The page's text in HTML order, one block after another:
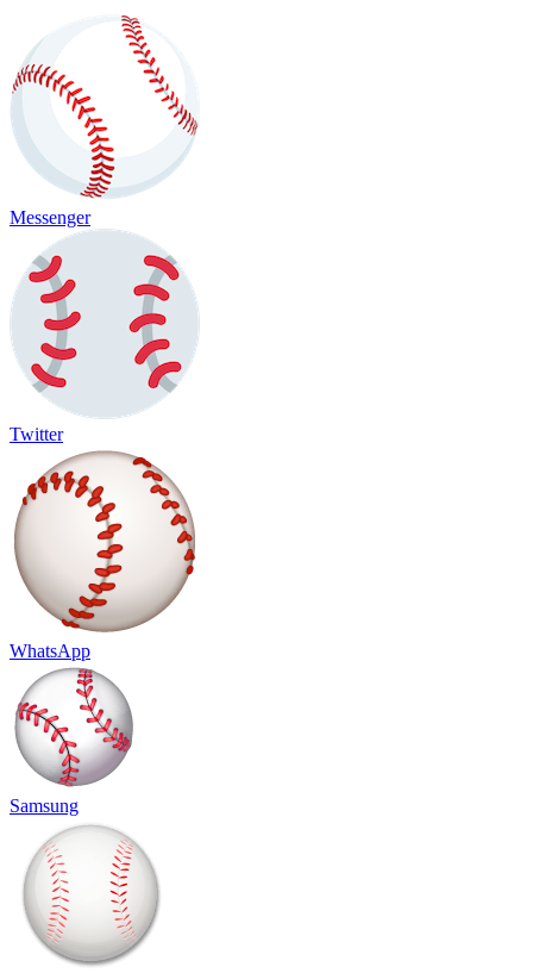
Messenger
Twitter
WhatsApp
Samsung